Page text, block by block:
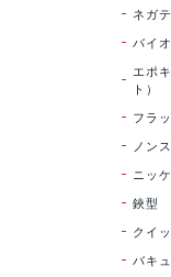
ネガ
バイ
エポ
ト）
フラ
ノン
ニッ
鋏型
クイ
バキ